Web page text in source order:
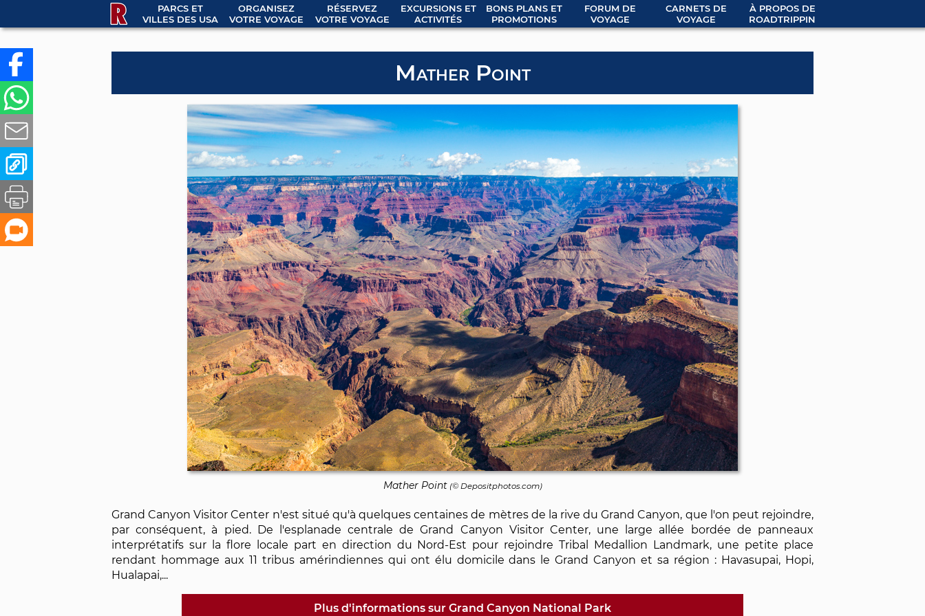
PARCS ET
VILLES DES USA
ORGANISEZ
VOTRE VOYAGE
RÉSERVEZ
VOTRE VOYAGE
EXCURSIONS ET
ACTIVITÉS
BONS PLANS ET
PROMOTIONS
FORUM DE
VOYAGE
CARNETS DE
VOYAGE
À PROPOS DE
ROADTRIPPIN
Mather Point
Mather Point(© Depositphotos.com)
Grand Canyon Visitor Center n'est situé qu'à quelques centaines de mètres de la rive du Grand Canyon, que l'on peut rejoindre,
par conséquent, à pied. De l'esplanade centrale de Grand Canyon Visitor Center, une large allée bordée de panneaux
interprétatifs sur la flore locale part en direction du Nord-Est pour rejoindre Tribal Medallion Landmark, une petite place
rendant hommage aux 11 tribus amérindiennes qui ont élu domicile dans le Grand Canyon et sa région : Havasupai, Hopi,
Hualapai,...
Plus d'informations sur Grand Canyon National Park